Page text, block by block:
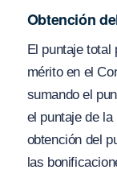
Obtención
El puntaje total
mérito en el
sumando el
el puntaje de
obtención del
las